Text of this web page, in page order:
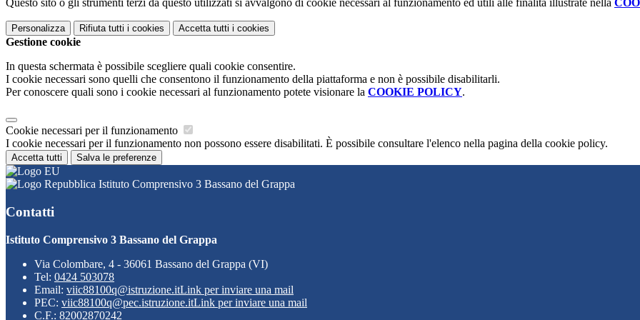
Questo sito o gli strumenti terzi da questo utilizzati si avvalgono di cookie necessari al funzionamento ed utili alle finalità illustrate nella
Personalizza Rifiuta tutti i cookies Accetta tutti i cookies
Gestione cookie
In questa schermata è possibile scegliere quali cookie consentire.
I cookie necessari sono quelli che consentono il funzionamento della piattaforma e non è possibile disabilitarli.
Per conoscere quali sono i cookie necessari al funzionamento potete visionare la COOKIE POLICY.
Cookie necessari per il funzionamento
I cookie necessari per il funzionamento non possono essere disabilitati. È possibile consultare l'elenco nella pagina della cookie policy.
Accetta tutti Salva le preferenze
Istituto Comprensivo 3 Bassano del Grappa
Contatti
Istituto Comprensivo 3 Bassano del Grappa
Via Colombare, 4 - 36061 Bassano del Grappa (VI)
Tel: 0424 503078
Email: viic88100q@istruzione.itLink per inviare una mail
PEC: viic88100q@pec.istruzione.itLink per inviare una mail
C.F.: 82002870242